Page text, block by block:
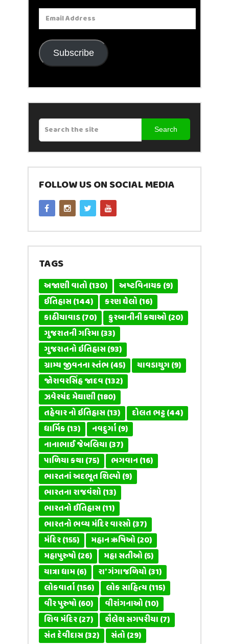
Email
Address
Subscribe
Search
FOLLOW US ON SOCIAL MEDIA
TAGS
અજાણી વાતો(130) અષ્ટવિનાયક(9)
ઈતિહાસ(144) કરણ ઘેલો(16)
કાઠીયાવાડ(70) કુરબાનીની કથાઓ(20)
ગુજરાતની ગરિમા(33)
ગુજરાતનો ઇતિહાસ(93)
ગ્રામ્ય જીવનના સ્તંભ(45) ચાવડાયુગ(9)
જોરાવરસિંહ જાદવ(132)
ઝવેરચંદ મેઘાણી(180)
તહેવાર નો ઇતિહાસ(13) દોલત ભટ્ટ(44)
ધાર્મિક(13) નવદુર્ગા(9)
નાનાભાઈ જેબલિયા(37)
પાળિયા કથા(75) ભગવાન(16)
ભારતનાં અદભૂત શિલ્પો(9)
ભારતના રાજવંશો(13)
ભારતનો ઈતિહાસ(11)
ભારતનો ભવ્ય મંદિર વારસો(37)
મંદિર(155) મહાન ઋષિઓ(20)
મહાપુરુષો(26) મહા સતીઓ(5)
યાત્રા ધામ(6) રા' ગંગાજળિયો(31)
લોકવાર્તા(156) લોક સાહિત્ય(115)
વીર પુરુષો(60) વીરાંગનાઓ(10)
શિવ મંદિર(27) શૈલેશ સગપરીયા(7)
સંત દેવીદાસ(32) સંતો(29)